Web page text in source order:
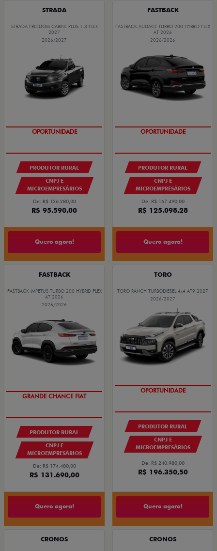
STRADA
STRADA FREEDOM CABINE PLUS 1.3 FLEX
2027
2026/2027
GRANDE CHANCE FIAT
PRODUTOR RURAL
CNPJ E
MICROEMPRESÁRIOS
De: R$ 126.280,00
R$ 95.590,00
Quero agora!
FASTBACK
FASTBACK AUDACE TURBO 200 HYBRID FLEX
AT 2026
2026/2026
GRANDE CHANCE FIAT
PRODUTOR RURAL
CNPJ E
MICROEMPRESÁRIOS
De: R$ 167.490,00
R$ 125.098,28
Quero agora!
FASTBACK
FASTBACK IMPETUS TURBO 200 HYBRID FLEX
AT 2026
2026/2026
OPORTUNIDADE
PRODUTOR RURAL
CNPJ E
MICROEMPRESÁRIOS
De: R$ 174.480,00
R$ 131.690,00
Quero agora!
TORO
TORO RANCH TURBODIESEL 4x4 AT9 2027
2026/2027
GRANDE CHANCE FIAT
PRODUTOR RURAL
CNPJ E
MICROEMPRESÁRIOS
De: R$ 240.980,00
R$ 196.350,50
Quero agora!
CRONOS CRONOS